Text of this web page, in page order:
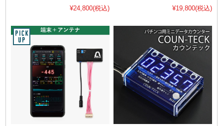
¥24,800(税込)
¥19,800(税込)